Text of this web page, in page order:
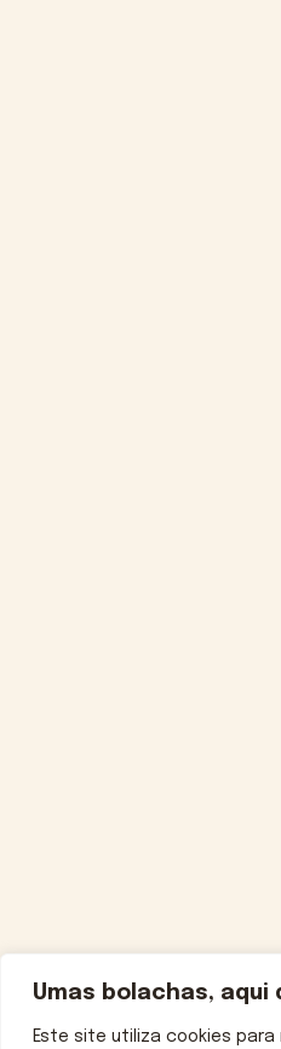
Umas bolachas, aqui
Este site utiliza cookies para